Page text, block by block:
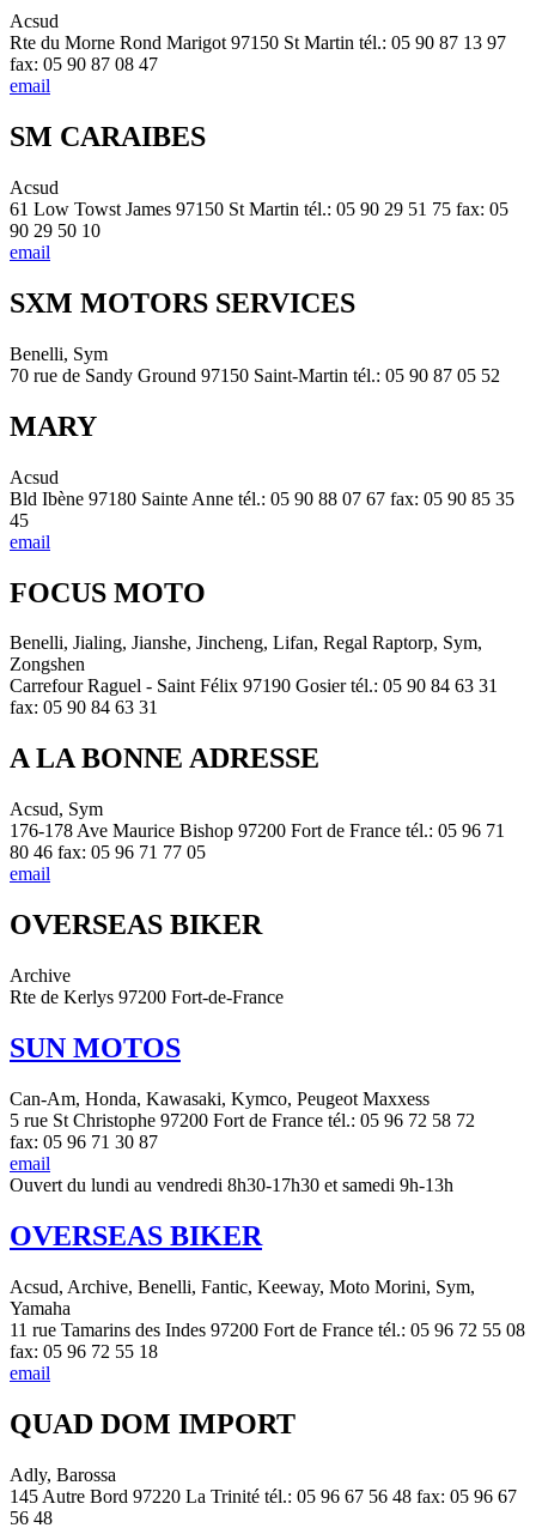
Acsud
Rte du Morne Rond Marigot 97150 St Martin tél.: 05 90 87 13 97
fax: 05 90 87 08 47
email
SM CARAIBES
Acsud
61 Low Towst James 97150 St Martin tél.: 05 90 29 51 75 fax: 05
90 29 50 10
email
SXM MOTORS SERVICES
Benelli, Sym
70 rue de Sandy Ground 97150 Saint-Martin tél.: 05 90 87 05 52
MARY
Acsud
Bld Ibène 97180 Sainte Anne tél.: 05 90 88 07 67 fax: 05 90 85 35
45
email
FOCUS MOTO
Benelli, Jialing, Jianshe, Jincheng, Lifan, Regal Raptorp, Sym,
Zongshen
Carrefour Raguel - Saint Félix 97190 Gosier tél.: 05 90 84 63 31
fax: 05 90 84 63 31
A LA BONNE ADRESSE
Acsud, Sym
176-178 Ave Maurice Bishop 97200 Fort de France tél.: 05 96 71
80 46 fax: 05 96 71 77 05
email
OVERSEAS BIKER
Archive
Rte de Kerlys 97200 Fort-de-France
SUN MOTOS
Can-Am, Honda, Kawasaki, Kymco, Peugeot Maxxess
5 rue St Christophe 97200 Fort de France tél.: 05 96 72 58 72
fax: 05 96 71 30 87
email
Ouvert du lundi au vendredi 8h30-17h30 et samedi 9h-13h
OVERSEAS BIKER
Acsud, Archive, Benelli, Fantic, Keeway, Moto Morini, Sym,
Yamaha
11 rue Tamarins des Indes 97200 Fort de France tél.: 05 96 72 55 08
fax: 05 96 72 55 18
email
QUAD DOM IMPORT
Adly, Barossa
145 Autre Bord 97220 La Trinité tél.: 05 96 67 56 48 fax: 05 96 67
56 48